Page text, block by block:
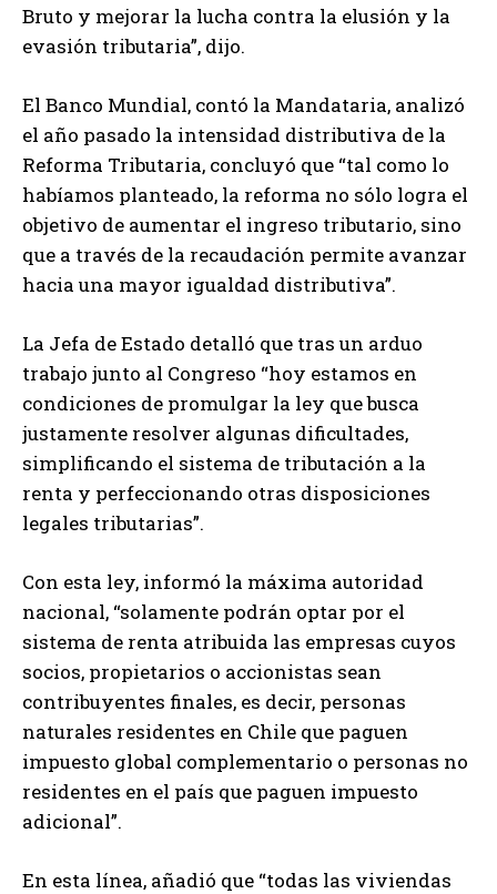
Bruto y mejorar la lucha contra la elusión y la
evasión tributaria”, dijo.
El Banco Mundial, contó la Mandataria, analizó
el año pasado la intensidad distributiva de la
Reforma Tributaria, concluyó que “tal como lo
habíamos planteado, la reforma no sólo logra el
objetivo de aumentar el ingreso tributario, sino
que a través de la recaudación permite avanzar
hacia una mayor igualdad distributiva”.
La Jefa de Estado detalló que tras un arduo
trabajo junto al Congreso “hoy estamos en
condiciones de promulgar la ley que busca
justamente resolver algunas dificultades,
simplificando el sistema de tributación a la
renta y perfeccionando otras disposiciones
legales tributarias”.
Con esta ley, informó la máxima autoridad
nacional, “solamente podrán optar por el
sistema de renta atribuida las empresas cuyos
socios, propietarios o accionistas sean
contribuyentes finales, es decir, personas
naturales residentes en Chile que paguen
impuesto global complementario o personas no
residentes en el país que paguen impuesto
adicional”.
En esta línea, añadió que “todas las viviendas